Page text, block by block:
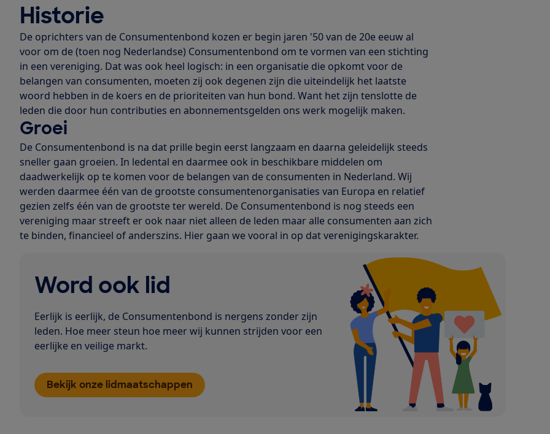
Historie
De oprichters van de Consumentenbond kozen er begin jaren '50 van de 20e eeuw al
voor om de (toen nog Nederlandse) Consumentenbond om te vormen van een stichting
in een vereniging. Dat was ook heel logisch: in een organisatie die opkomt voor de
belangen van consumenten, moeten zij ook degenen zijn die uiteindelijk het laatste
woord hebben in de koers en de prioriteiten van hun bond. Want het zijn tenslotte de
leden die door hun contributies en abonnementsgelden ons werk mogelijk maken.
Groei
De Consumentenbond is na dat prille begin eerst langzaam en daarna geleidelijk steeds
sneller gaan groeien. In ledental en daarmee ook in beschikbare middelen om
daadwerkelijk op te komen voor de belangen van de consumenten in Nederland. Wij
werden daarmee één van de grootste consumentenorganisaties van Europa en relatief
gezien zelfs één van de grootste ter wereld. De Consumentenbond is nog steeds een
vereniging maar streeft er ook naar niet alleen de leden maar alle consumenten aan zich
te binden, financieel of anderszins. Hier gaan we vooral in op dat verenigingskarakter.
Word ook lid
Eerlijk is eerlijk, de Consumentenbond is nergens zonder zijn
leden. Hoe meer steun hoe meer wij kunnen strijden voor een
eerlijke en veilige markt.
Bekijk onze lidmaatschappen